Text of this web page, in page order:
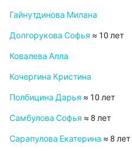
Гайнутдинова Милана
Долгорукова Софья ≈ 10 лет
Ковалева Алла
Кочергина Кристина
Полбицина Дарья ≈ 10 лет
Самбулова Софья ≈ 8 лет
Сарапулова Екатерина ≈ 8 лет